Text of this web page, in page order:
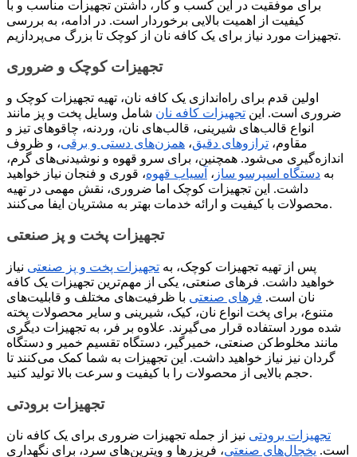
برای موفقیت در این کسب و کار، داشتن تجهیزات مناسب و با
کیفیت از اهمیت بالایی برخوردار است. در ادامه، به بررسی
تجهیزات مورد نیاز برای یک کافه نان از کوچک تا بزرگ می‌پردازیم.
تجهیزات کوچک و ضروری
اولین قدم برای راه‌اندازی یک کافه نان، تهیه تجهیزات کوچک و
ضروری است. این تجهیزات کافه نان شامل وسایل پخت و پز مانند
انواع قالب‌های شیرینی، قالب‌های نان، وردنه، چاقوهای تیز و
مقاوم، ترازوهای دقیق، همزن‌های دستی و برقی، و ظروف
اندازه‌گیری می‌شود. همچنین، برای سرو قهوه و نوشیدنی‌های گرم،
به دستگاه اسپرسو ساز ، آسیاب قهوه، قوری و فنجان نیاز خواهید
داشت. این تجهیزات کوچک اما ضروری، نقش مهمی در تهیه
محصولات با کیفیت و ارائه خدمات بهتر به مشتریان ایفا می‌کنند.
تجهیزات پخت و پز صنعتی
پس از تهیه تجهیزات کوچک، به تجهیزات پخت و پز صنعتی نیاز
خواهید داشت. فرهای صنعتی، یکی از مهم‌ترین تجهیزات یک کافه
نان است. فرهای صنعتی با ظرفیت‌های مختلف و قابلیت‌های
متنوع، برای پخت انواع نان، کیک، شیرینی و سایر محصولات پخته
شده مورد استفاده قرار می‌گیرند. علاوه بر فر، به تجهیزات دیگری
مانند مخلوط‌کن صنعتی، خمیرگیر، دستگاه تقسیم خمیر و دستگاه
گردان نیز نیاز خواهید داشت. این تجهیزات به شما کمک می‌کنند تا
حجم بالایی از محصولات را با کیفیت و سرعت بالا تولید کنید.
تجهیزات برودتی
تجهیزات برودتی نیز از جمله تجهیزات ضروری برای یک کافه نان
است. یخچال‌های صنعتی، فریزرها و ویترین‌های سرد، برای نگهداری